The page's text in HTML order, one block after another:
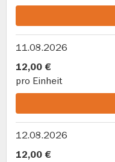
11.08.2026
12,00 €
pro Einheit
12.08.2026
12,00 €